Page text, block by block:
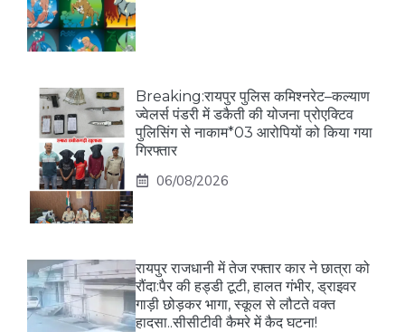
Breaking:रायपुर पुलिस कमिश्नरेट–कल्याण
ज्वेलर्स पंडरी में डकैती की योजना प्रोएक्टिव
पुलिसिंग से नाकाम*03 आरोपियों को किया गया
गिरफ्तार
06/08/2026
रायपुर राजधानी में तेज रफ्तार कार ने छात्रा को
रौंदा:पैर की हड्डी टूटी, हालत गंभीर, ड्राइवर
गाड़ी छोड़कर भागा, स्कूल से लौटते वक्त
हादसा..सीसीटीवी कैमरे में कैद घटना!